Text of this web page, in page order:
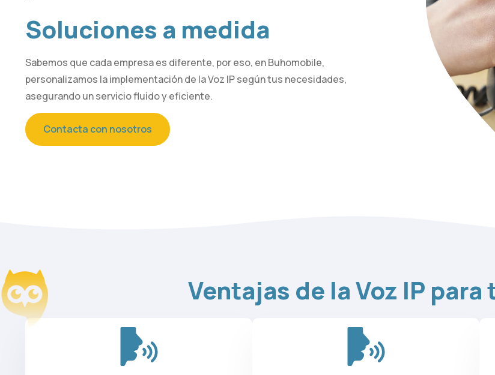
Soluciones a medida
Sabemos que cada empresa es diferente, por eso, en Buhomobile,
personalizamos la implementación de la Voz IP según tus necesidades,
asegurando un servicio fluido y eficiente.
Contacta con nosotros
Ventajas de la Voz IP para